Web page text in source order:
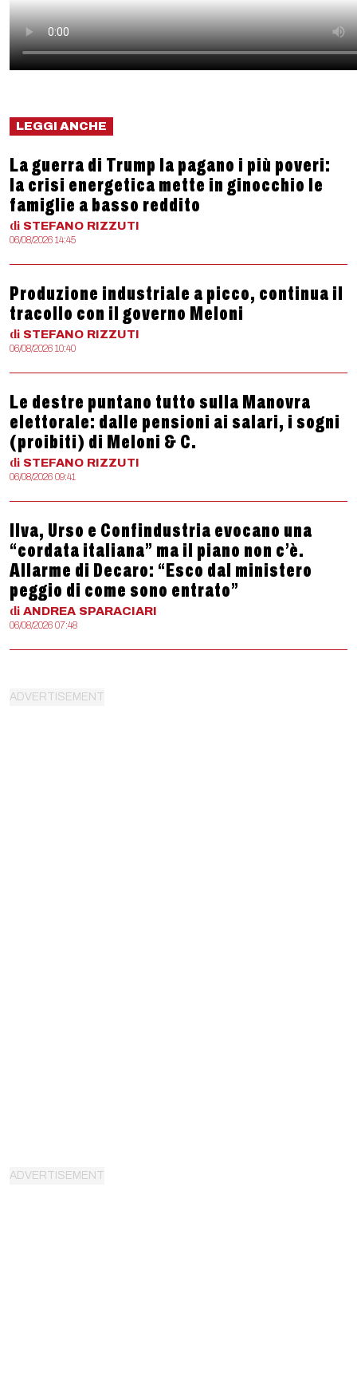
LEGGI ANCHE
La guerra di Trump la pagano i più poveri:
la crisi energetica mette in ginocchio le
famiglie a basso reddito
di STEFANO RIZZUTI
06/08/2026 14:45
Produzione industriale a picco, continua il
tracollo con il governo Meloni
di STEFANO RIZZUTI
06/08/2026 10:40
Le destre puntano tutto sulla Manovra
elettorale: dalle pensioni ai salari, i sogni
(proibiti) di Meloni & C.
di STEFANO RIZZUTI
06/08/2026 09:41
Ilva, Urso e Confindustria evocano una
“cordata italiana” ma il piano non c’è.
Allarme di Decaro: “Esco dal ministero
peggio di come sono entrato”
di ANDREA SPARACIARI
06/08/2026 07:48